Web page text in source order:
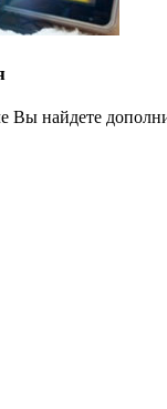
Вы найдете